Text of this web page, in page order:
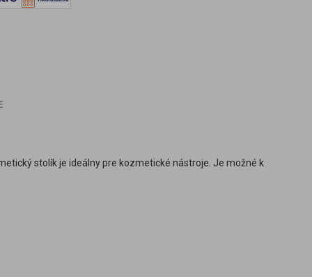
stolík je ideálny pre kozmetické nástroje. Je možné k